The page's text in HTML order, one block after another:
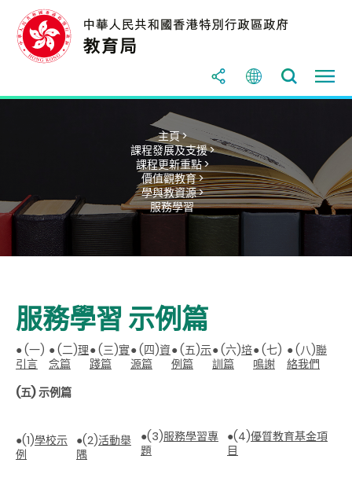
主頁 >
課程發展及支援 >
課程更新重點 >
價值觀教育 >
學與教資源 >
服務學習
服務學習 示例篇
● (一)
引言
● (二)理
念篇
● (三)實
踐篇
● (四)資
源篇
● (五)示
例篇
● (六)培
訓篇
● (七)
鳴謝
● (八)聯
絡我們
(五)示例篇
●(1)學校示
例
●(2)活動舉
隅
●(3)服務學習專
題
●(4)優質教育基金項
目